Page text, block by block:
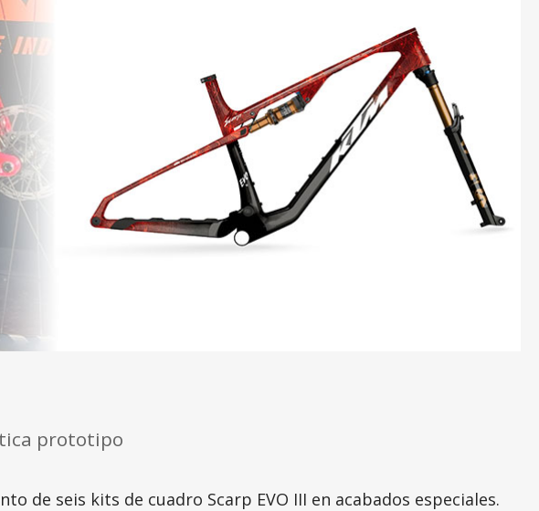
prototipo
de seis kits de cuadro Scarp EVO III en acabados especiales.